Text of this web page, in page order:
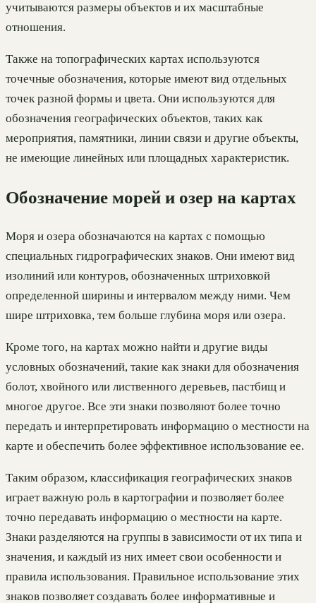
учитываются размеры объектов и их масштабные
отношения.
Также на топографических картах используются
точечные обозначения, которые имеют вид отдельных
точек разной формы и цвета. Они используются для
обозначения географических объектов, таких как
мероприятия, памятники, линии связи и другие объекты,
не имеющие линейных или площадных характеристик.
Обозначение морей и озер на картах
Моря и озера обозначаются на картах с помощью
специальных гидрографических знаков. Они имеют вид
изолиний или контуров, обозначенных штриховкой
определенной ширины и интервалом между ними. Чем
шире штриховка, тем больше глубина моря или озера.
Кроме того, на картах можно найти и другие виды
условных обозначений, такие как знаки для обозначения
болот, хвойного или лиственного деревьев, пастбищ и
многое другое. Все эти знаки позволяют более точно
передать и интерпретировать информацию о местности на
карте и обеспечить более эффективное использование ее.
Таким образом, классификация географических знаков
играет важную роль в картографии и позволяет более
точно передавать информацию о местности на карте.
Знаки разделяются на группы в зависимости от их типа и
значения, и каждый из них имеет свои особенности и
правила использования. Правильное использование этих
знаков позволяет создавать более информативные и